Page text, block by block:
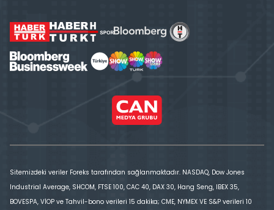
Sitemizdeki veriler Foreks tarafından sağlanmaktadır. NASDAQ, Dow Jones
Industrial Average, SHCOM, FTSE 100, CAC 40, DAX 30, Hang Seng, IBEX 35,
BOVESPA, VİOP ve Tahvil-bono verileri 15 dakika; CME, NYMEX VE S&P verileri 10